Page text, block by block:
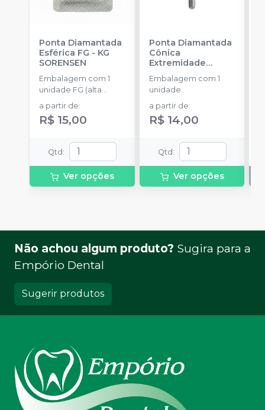
Ponta Diamantada
Esférica FG - KG
SORENSEN
Embalagem com 1
unidade FG (alta
rotação).
a partir de:
R$ 15,00
Qtd :
Ver opções
Ponta Diamantada
Cônica
Extremidade
Arredondada FG
KG SORENSEN
Embalagem com 1
unidade.
a partir de:
R$ 14,00
Qtd :
Ver opções
Não achou algum produto? Sugira para a
Empório Dental
Sugerir produtos